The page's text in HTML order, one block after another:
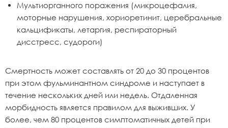
Мультиорганного поражения (микроцефалия,
моторные нарушения, хориоретинит, церебральные
кальцификаты, летаргия, респираторный
дисстресс, судороги)
Смертность может составлять от 20 до 30 процентов
при этом фульминантном синдроме и наступает в
течение нескольких дней или недель. Отдаленная
морбидность является правилом для выживших. У
более, чем 80 процентов симптоматичных детей при